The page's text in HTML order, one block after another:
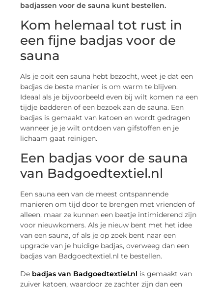
badjassen voor de sauna kunt bestellen.
Kom helemaal tot rust in
een fijne badjas voor de
sauna
Als je ooit een sauna hebt bezocht, weet je dat een
badjas de beste manier is om warm te blijven.
Ideaal als je bijvoorbeeld even bij wilt komen na een
tijdje badderen of een bezoek aan de sauna. Een
badjas is gemaakt van katoen en wordt gedragen
wanneer je je wilt ontdoen van gifstoffen en je
lichaam gaat reinigen.
Een badjas voor de sauna
van Badgoedtextiel.nl
Een sauna een van de meest ontspannende
manieren om tijd door te brengen met vrienden of
alleen, maar ze kunnen een beetje intimiderend zijn
voor nieuwkomers. Als je nieuw bent met het idee
van een sauna, of als je op zoek bent naar een
upgrade van je huidige badjas, overweeg dan een
badjas van Badgoedtextiel.nl te bestellen.
De badjas van Badgoedtextiel.nl is gemaakt van
zuiver katoen, waardoor ze zachter zijn dan een